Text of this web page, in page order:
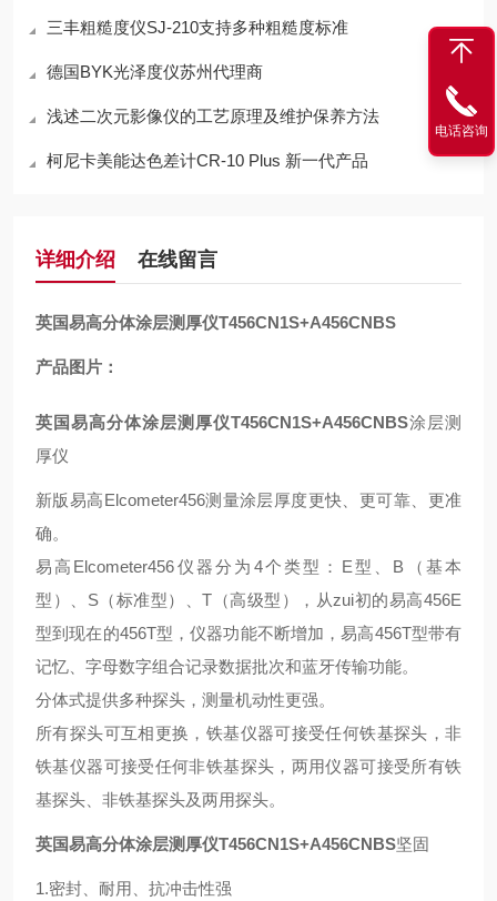
三丰粗糙度仪SJ-210支持多种粗糙度标准
德国BYK光泽度仪苏州代理商
浅述二次元影像仪的工艺原理及维护保养方法
柯尼卡美能达色差计CR-10 Plus 新一代产品
详细介绍 在线留言
英国易高分体涂层测厚仪T456CN1S+A456CNBS
产品图片：
英国易高分体涂层测厚仪T456CN1S+A456CNBS涂层测
厚仪
新版易高Elcometer456测量涂层厚度更快、更可靠、更准
确。
易高Elcometer456仪器分为4个类型：E型、B（基本
型）、S（标准型）、T（高级型），从zui初的易高456E
型到现在的456T型，仪器功能不断增加，易高456T型带有
记忆、字母数字组合记录数据批次和蓝牙传输功能。
分体式提供多种探头，测量机动性更强。
所有探头可互相更换，铁基仪器可接受任何铁基探头，非
铁基仪器可接受任何非铁基探头，两用仪器可接受所有铁
基探头、非铁基探头及两用探头。
英国易高分体涂层测厚仪T456CN1S+A456CNBS坚固
1.密封、耐用、抗冲击性强
电话咨询